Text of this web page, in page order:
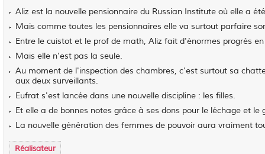
Aliz est la nouvelle pensionnaire du Russian Institute où elle a
Mais comme toutes les pensionnaires elle va surtout parfaire
Entre le cuistot et le prof de math, Aliz fait d'énormes progrès
Mais elle n'est pas la seule.
Au moment de l'inspection des chambres, c'est surtout sa
aux deux surveillants.
Eufrat s'est lancée dans une nouvelle discipline : les filles.
Et elle a de bonnes notes grâce à ses dons pour le léchage et le
La nouvelle génération des femmes de pouvoir aura vraiment
Réalisateur